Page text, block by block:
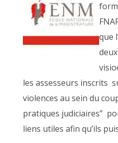
que
les assesseurs inscrits
violences au sein du
pratiques judiciaires”
liens utiles afin qu’ils